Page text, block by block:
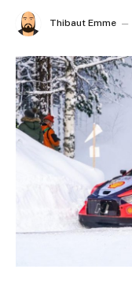
Thibaut Emme